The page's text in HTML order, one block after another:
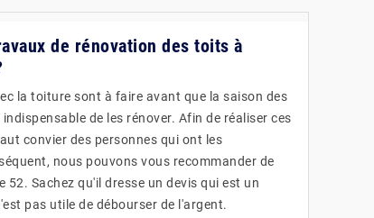
de rénovation des toits à
la toiture sont à faire avant que la saison des
de les rénover. Afin de réaliser ces
convier des personnes qui ont les
nous pouvons vous recommander de
Sachez qu'il dresse un devis qui est un
pas utile de débourser de l'argent.